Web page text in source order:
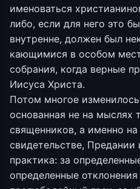
именоваться
либо, если для него это
внутренне, должен был
кающимися в особом
собрания, когда верные
Иисуса Христа.
Потом многое
основанная не на мыслях
священников, а именно
свидетельстве,
практика: за
определенные